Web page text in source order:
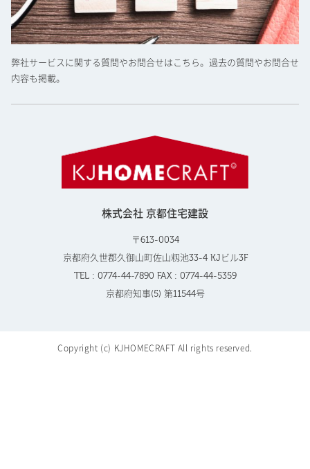
弊社サービスに関する質問やお問合せはこちら。過去の質問やお問合せ
内容も掲載。
株式会社 京都住宅建設
〒613-0034
京都府久世郡久御山町佐山籾池33-4 KJビル3F
TEL : 0774-44-7890 FAX : 0774-44-5359
京都府知事(5) 第11544号
Copyright (c) KJHOMECRAFT All rights reserved.